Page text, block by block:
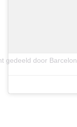
gedeeld door